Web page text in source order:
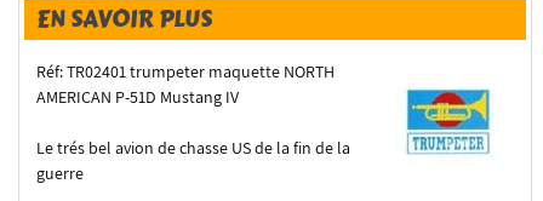
EN SAVOIR PLUS
Réf: TR02401 trumpeter maquette NORTH
AMERICAN P-51D Mustang IV
Le trés bel avion de chasse US de la fin de la
guerre